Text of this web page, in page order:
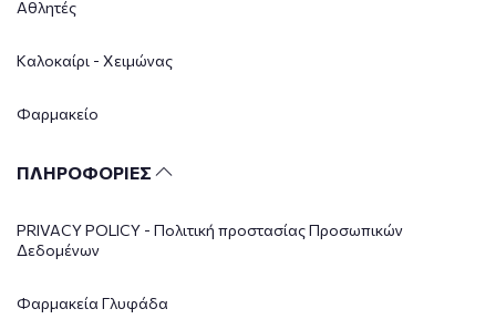
Αθλητές
Καλοκαίρι - Χειμώνας
Φαρμακείο
ΠΛΗΡΟΦΟΡΙΕΣ
PRIVACY POLICY - Πολιτική προστασίας Προσωπικών
Δεδομένων
Φαρμακεία Γλυφάδα